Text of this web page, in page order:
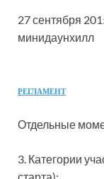
27 сентября
минидаунхилл
РЕГЛАМЕНТ
Отдельные
3. Категории